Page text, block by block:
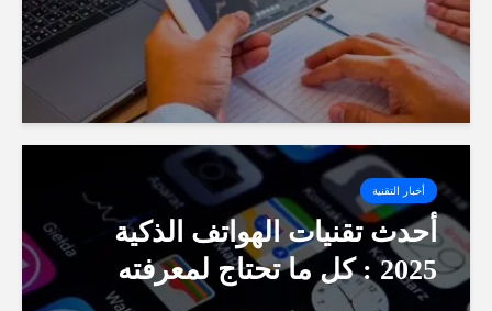
أخبار التقنية
أحدث تقنيات الهواتف الذكية
2025 : كل ما تحتاج لمعرفته